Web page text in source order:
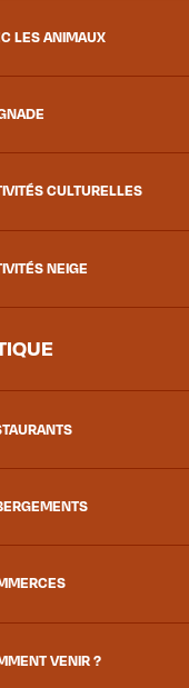
LES ANIMAUX
CULTURELLES
NEIGE
VENIR ?